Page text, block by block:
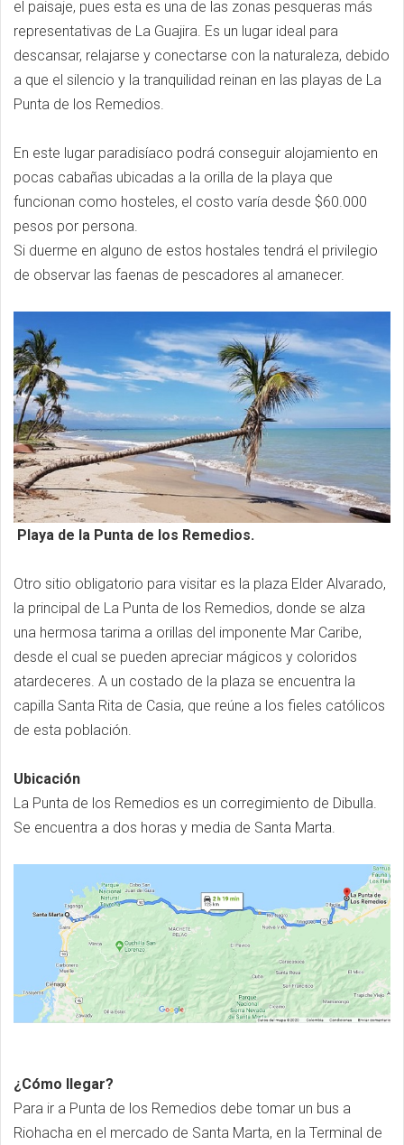
el paisaje, pues esta es una de las zonas pesqueras más
representativas de La Guajira. Es un lugar ideal para
descansar, relajarse y conectarse con la naturaleza, debido
a que el silencio y la tranquilidad reinan en las playas de La
Punta de los Remedios.
En este lugar paradisíaco podrá conseguir alojamiento en
pocas cabañas ubicadas a la orilla de la playa que
funcionan como hosteles, el costo varía desde $60.000
pesos por persona.
Si duerme en alguno de estos hostales tendrá el privilegio
de observar las faenas de pescadores al amanecer.
Playa de la Punta de los Remedios.
Otro sitio obligatorio para visitar es la plaza Elder Alvarado,
la principal de La Punta de los Remedios, donde se alza
una hermosa tarima a orillas del imponente Mar Caribe,
desde el cual se pueden apreciar mágicos y coloridos
atardeceres. A un costado de la plaza se encuentra la
capilla Santa Rita de Casia, que reúne a los fieles católicos
de esta población.
Ubicación
La Punta de los Remedios es un corregimiento de Dibulla.
Se encuentra a dos horas y media de Santa Marta.
¿Cómo llegar?
Para ir a Punta de los Remedios debe tomar un bus a
Riohacha en el mercado de Santa Marta, en la Terminal de